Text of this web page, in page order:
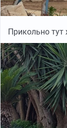
Прикольно тут